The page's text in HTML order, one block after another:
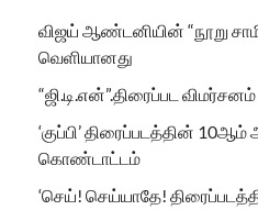
விஜய் ஆண்டனியின் “நூறு
வெளியானது
“ஜி.டி.என்”.திரைப்பட விமர்சனம்
‘குப்பி’ திரைப்படத்தின்
கொண்டாட்டம்
‘செய்! செய்யாதே!